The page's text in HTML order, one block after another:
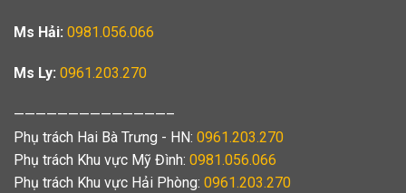
Ms Hải: 0981.056.066
Ms Ly: 0961.203.270
——————————————–
Phụ trách Hai Bà Trưng - HN: 0961.203.270
Phụ trách Khu vực Mỹ Đình: 0981.056.066
Phụ trách Khu vực Hải Phòng: 0961.203.270